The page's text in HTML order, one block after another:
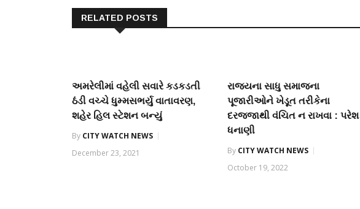
RELATED POSTS
અમરેલીમાં વહેલી સવારે કડકડતી
ઠંડી વચ્ચે ધુમ્મસભર્યુ વાતાવરણ,
શહેર હિલ સ્ટેશન બન્યું
By CITY WATCH NEWS
December 23, 2021
રાજ્યના સાધુ સમાજના
પૂજારીઓને ખેડૂત તરીકેના
દરજજાથી વંચિત ન રાખવા : પરેશ
ધનાણી
By CITY WATCH NEWS
October 19, 2022